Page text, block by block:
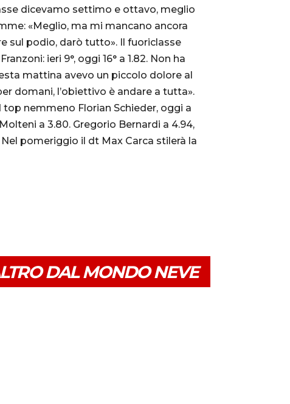
dicevamo settimo e ottavo, meglio
«Meglio, ma mi mancano ancora
sul podio, darò tutto». Il fuoriclasse
ieri 9°, oggi 16° a 1.82. Non ha
mattina avevo un piccolo dolore al
domani, l’obiettivo è andare a tutta».
nemmeno Florian Schieder, oggi a
a 3.80. Gregorio Bernardi a 4.94,
Nel pomeriggio il dt Max Carca stilerà la
DAL MONDO NEVE